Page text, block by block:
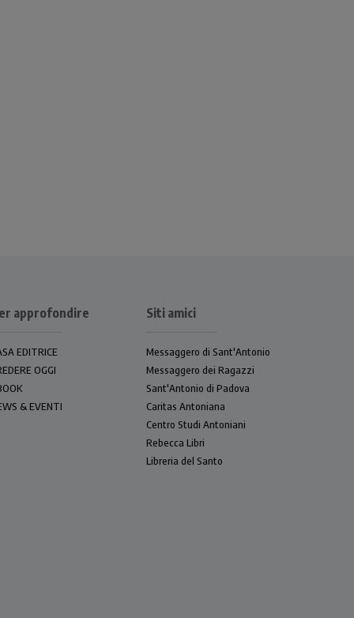
approfondire
EDITRICE
OGGI
& EVENTI
Siti amici
Messaggero di Sant'Antonio
Messaggero dei Ragazzi
Sant'Antonio di Padova
Caritas Antoniana
Centro Studi Antoniani
Rebecca Libri
Libreria del Santo